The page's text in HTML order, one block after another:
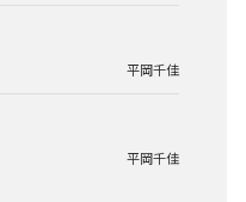
平岡千佳
平岡千佳